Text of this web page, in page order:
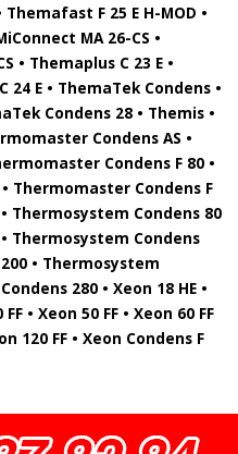
F 25 E H-MOD •
MA 26-CS •
• Themaplus C 23 E •
24 E • ThemaTek Condens •
Condens 28 • Themis •
Condens AS •
Condens F 80 •
Thermomaster Condens F
Thermosystem Condens 80
Thermosystem Condens
• Thermosystem
280 • Xeon 18 HE •
• Xeon 50 FF • Xeon 60 FF
120 FF • Xeon Condens F